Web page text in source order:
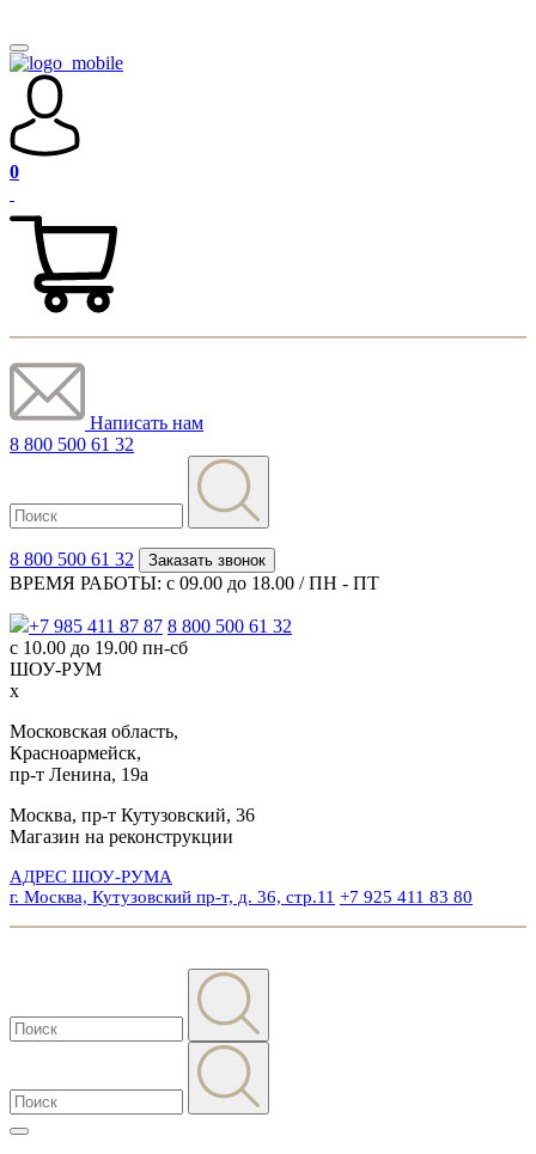
0
Написать нам
8 800 500 61 32
8 800 500 61 32 Заказать звонок
ВРЕМЯ РАБОТЫ: с 09.00 до 18.00 / ПН - ПТ
+7 985 411 87 87 8 800 500 61 32
с 10.00 до 19.00 пн-сб
ШОУ-РУМ
x
Московская область,
Красноармейск,
пр-т Ленина, 19а
Москва, пр-т Кутузовский, 36
Магазин на реконструкции
АДРЕС ШОУ-РУМА
г. Москва, Кутузовский пр-т, д. 36, стр.11 +7 925 411 83 80